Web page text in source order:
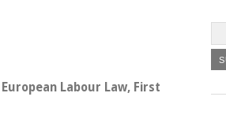
Labour Law, First